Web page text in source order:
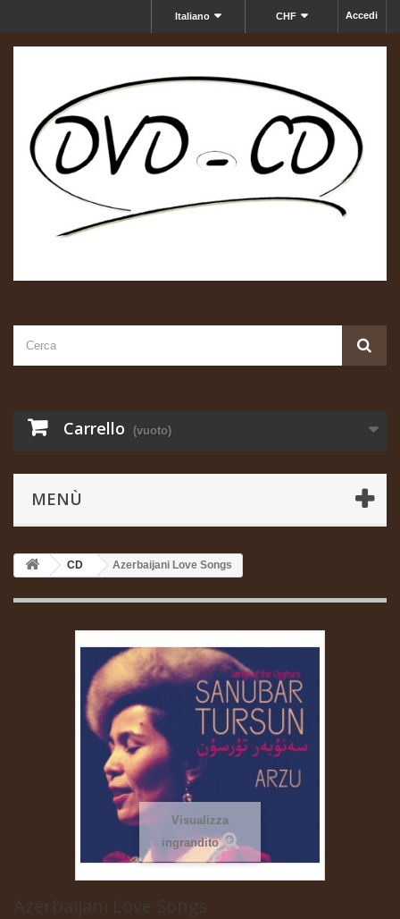
Accedi
CHF
Italiano
Carrello (vuoto)
MENÙ
CD Azerbaijani Love Songs
Visualizza
ingrandito
Azerbaijani Love Songs